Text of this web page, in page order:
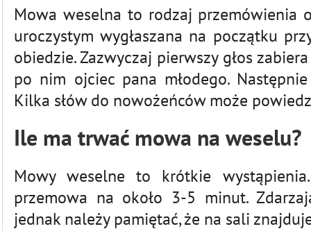
Mowa weselna to rodzaj przemówienia
uroczystym wygłaszana na początku
obiedzie. Zazwyczaj pierwszy głos
po nim ojciec pana młodego.
Kilka słów do nowożeńców może
Ile ma trwać mowa na weselu?
Mowy weselne to krótkie
przemowa na około 3-5 minut.
jednak należy pamiętać, że na sali